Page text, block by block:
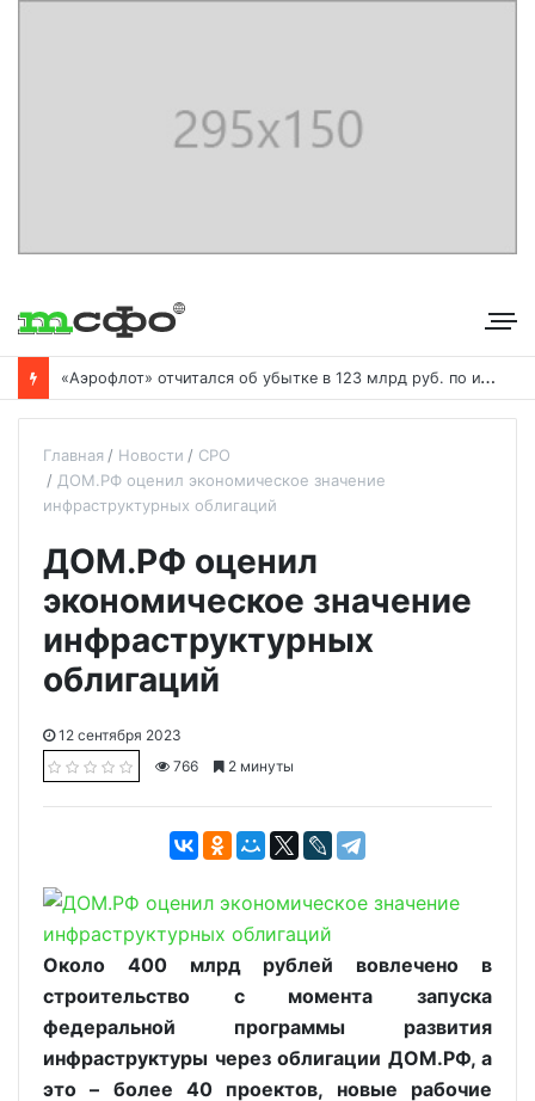
«
Аэрофлот» отчитался об убытке в 123 млрд руб. по итогам года пандемии
Главная Новости
СРО
ДОМ.РФ оценил экономическое значение
инфраструктурных облигаций
ДОМ.РФ оценил
экономическое значение
инфраструктурных
облигаций
12 сентября 2023
766
2 минуты
Около 400 млрд рублей вовлечено в
строительство с момента запуска
федеральной программы развития
инфраструктуры через облигации ДОМ.РФ, а
это – более 40 проектов, новые рабочие